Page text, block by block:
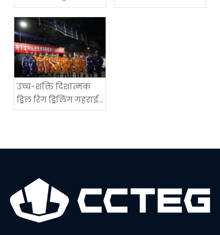
तकनीकी उपकरण
परीक्षण में सफलता
कोलमाइन रोडवे-
उच्च-शक्ति दिशात्मक
ड्रिल रिग ड्रिलिंग गहराई
में एक नया विश्व रिकॉर्ड